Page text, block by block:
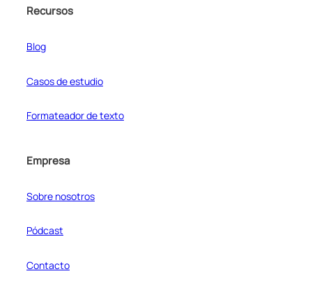
Recursos
Blog
Casos de estudio
Formateador de texto
Empresa
Sobre nosotros
Pódcast
Contacto